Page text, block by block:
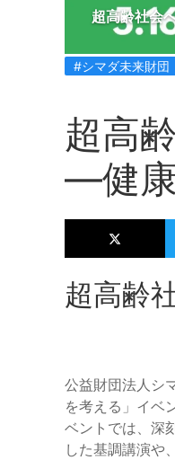
超高齢社会
#シマダ未来財団
超高
―健康
超高齢
公益財団法人シ
を考える」イベ
ベントでは、深
した基調講演や